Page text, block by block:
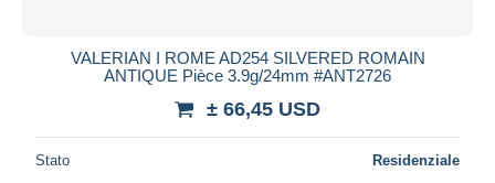
VALERIAN I ROME AD254 SILVERED ROMAIN
ANTIQUE Pièce 3.9g/24mm #ANT2726
± 66,45 USD
Stato Residenziale